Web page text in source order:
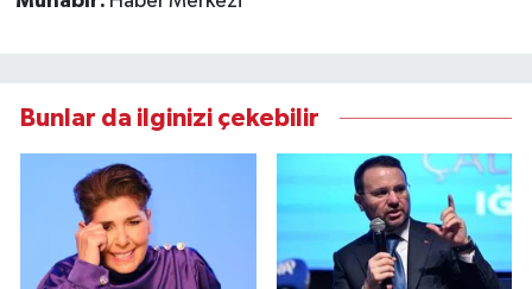
Bunlar da ilginizi çekebilir